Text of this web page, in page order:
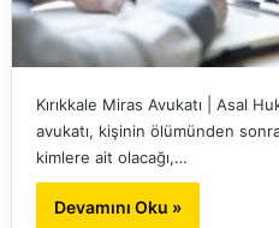
Kırıkkale Miras Avukatı | Asal
avukatı, kişinin ölümünden sonra
kimlere ait olacağı,…
Devamını Oku »